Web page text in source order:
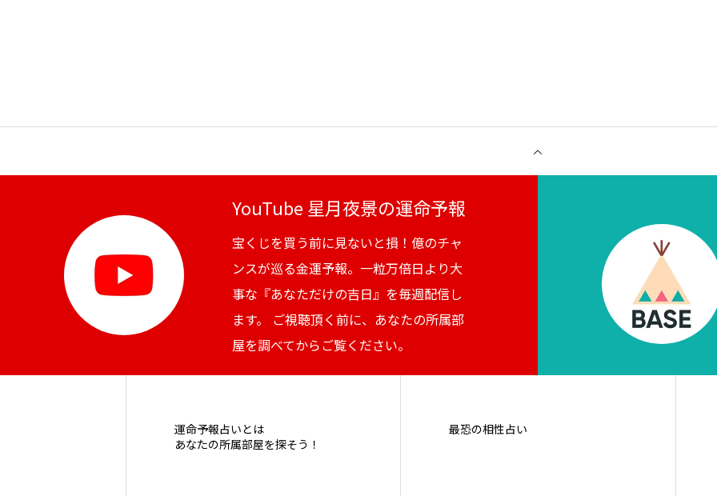
YouTube 星月夜景の運命予報
宝くじを買う前に見ないと損！億のチャ
ンスが巡る金運予報。一粒万倍日より大
事な『あなただけの吉日』を毎週配信し
ます。 ご視聴頂く前に、あなたの所属部
屋を調べてからご覧ください。
運命予報占いとは
あなたの所属部屋を探そう！
最恐の相性占い